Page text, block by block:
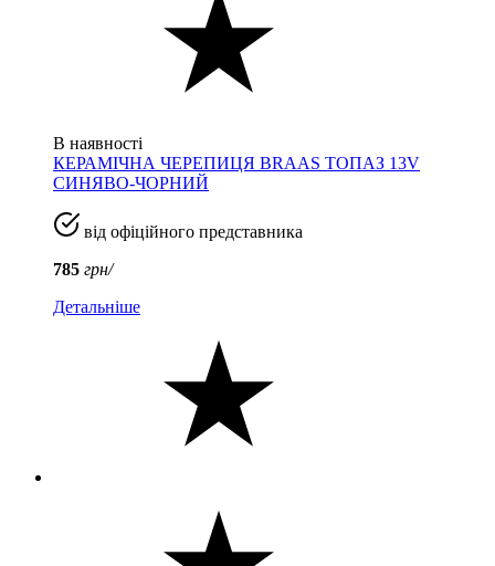
В наявності
КЕРАМІЧНА ЧЕРЕПИЦЯ BRAAS ТОПАЗ 13V
СИНЯВО-ЧОРНИЙ
від офіційного представника
785 грн/
Детальніше